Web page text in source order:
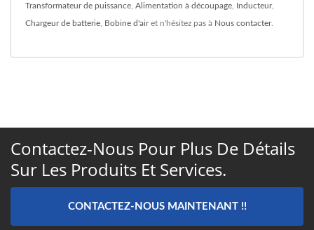
Transformateur de puissance Alimentation à découpage Inducteur,
Chargeur de batterie Bobine d'airet n'hésitez pas à Nous contacter.
Contactez-Nous Pour Plus De Détails
Sur Les Produits Et Services.
CONTACTEZ-NOUS MAINTENANT !!